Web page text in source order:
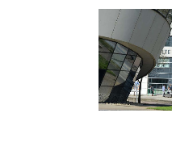
Date
Cibler